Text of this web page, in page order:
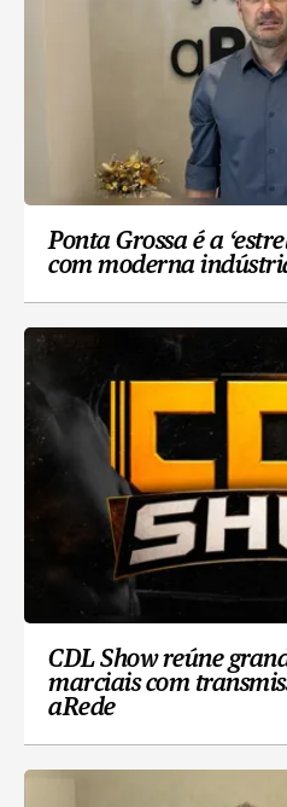
Ponta Grossa é a
com moderna
CDL Show reúne
marciais com
aRede